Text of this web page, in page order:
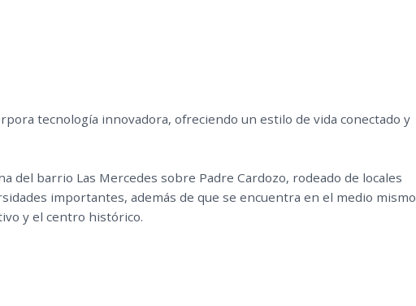
tecnología innovadora, ofreciendo un estilo de vida conectado y
del barrio Las Mercedes sobre Padre Cardozo, rodeado de locales
importantes, además de que se encuentra en el medio mismo
y el centro histórico.